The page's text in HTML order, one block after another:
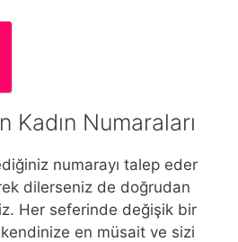
Kadın Numaraları
numarayı talep eder
dilerseniz de doğrudan
Her seferinde değişik bir
en müsait ve sizi